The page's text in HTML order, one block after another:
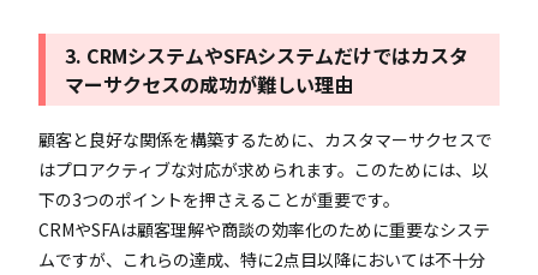
3. CRMシステムやSFAシステムだけではカスタ
マーサクセスの成功が難しい理由
顧客と良好な関係を構築するために、カスタマーサクセスで
はプロアクティブな対応が求められます。このためには、以
下の3つのポイントを押さえることが重要です。
CRMやSFAは顧客理解や商談の効率化のために重要なシステ
ムですが、これらの達成、特に2点目以降においては不十分